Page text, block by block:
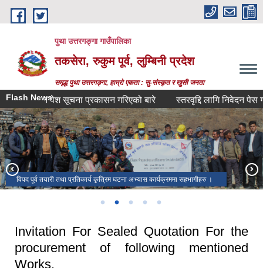
Skip to main content
पुथा उत्तरगङ्गा गाउँपालिका
तकसेरा, रुकुम पूर्व, लुम्बिनी प्रदेश
समृद्ध पुथा उत्तरगङ्गा, हाम्रो एकता : सु-संस्कृत र खुसी जनता
Flash News
निवेदन पेश सूचना प्रकासन गरिएको बारे स्तरवृद्दि लागि निवेदन पेस गर्ने
३१ ‍औँ कार्यपालिका बैठक वडा नं. ३ रमणिय स्थल सुनदहमा बस्दै गरेको
पदाधिकारीहरूको तस्बिर ।
विपद पूर्व तयारी तथा प्रतिकार्य कृत्रिम घटना अभ्यास कार्यक्रममा सहभागीहरु ।
गाउँपालिकाका सम्पूर्ण पदाधिकारीहरुको सामुहिक तस्बिर ।
पदाधिकारीहरुसँग कर्मचारीहरुको तस्बिर ।
रमणिय गाउँ तकको तस्विर ।
Invitation For Sealed Quotation For the
procurement of following mentioned
Works.